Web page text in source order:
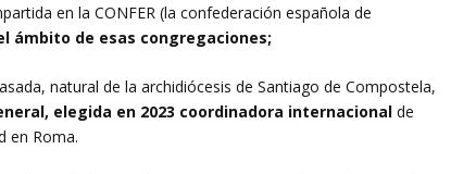
en la CONFER (la confederación española de
ámbito de esas congregaciones;
natural de la archidiócesis de Santiago de Compostela,
elegida en 2023 coordinadora internacional de
en Roma.